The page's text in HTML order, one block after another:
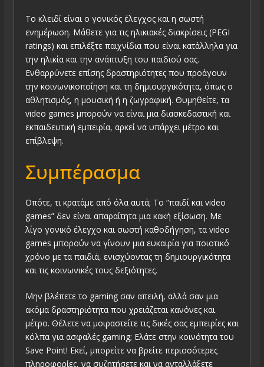
Το κλειδί είναι ο γονικός έλεγχος και η σωστή
ενημέρωση. Μάθετε για τις ηλικιακές διακρίσεις (PEGI
ratings) και επιλέξτε παιχνίδια που είναι κατάλληλα για
την ηλικία και την ανάπτυξη του παιδιού σας.
Ενθαρρύνετε επίσης δραστηριότητες που προάγουν
την κοινωνικοποίηση και τη δημιουργικότητα, όπως ο
αθλητισμός, η μουσική ή η ζωγραφική. Θυμηθείτε, τα
video games μπορούν να είναι μια διασκεδαστική και
εκπαιδευτική εμπειρία, αρκεί να υπάρχει μέτρο και
επίβλεψη.
Συμπέρασμα
Οπότε, τι κρατάμε από όλα αυτά; Το “παιδί και video
games” δεν είναι απαραίτητα μια κακή εξίσωση. Με
λίγο γονικό έλεγχο και σωστή καθοδήγηση, τα video
games μπορούν να γίνουν μια ευκαιρία για ποιοτικό
χρόνο με τα παιδιά, ενισχύοντας τη δημιουργικότητα
και τις κοινωνικές τους δεξιότητες.
Μην βλέπετε το gaming σαν απειλή, αλλά σαν μια
ακόμα δραστηριότητα που χρειάζεται κανόνες και
μέτρο. Θέλετε να μοιραστείτε τις δικές σας εμπειρίες και
κόλπα για ασφαλές gaming; Ελάτε στην κοινότητα του
Save Point! Εκεί, μπορείτε να βρείτε περισσότερες
πληροφορίες, να συζητήσετε και να ανταλλάξετε